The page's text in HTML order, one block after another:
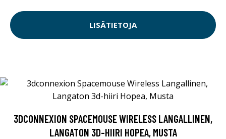
LISÄTIETOJA
3DCONNEXION SPACEMOUSE WIRELESS LANGALLINEN,
LANGATON 3D-HIIRI HOPEA, MUSTA